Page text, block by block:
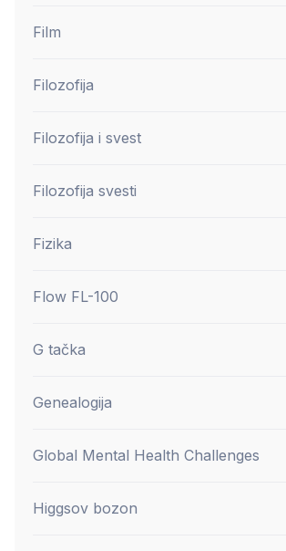
Film
Filozofija
Filozofija i svest
Filozofija svesti
Fizika
Flow FL-100
G tačka
Genealogija
Global Mental Health Challenges
Higgsov bozon